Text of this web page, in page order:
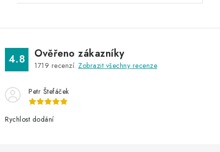
4.8 Ověřeno zákazníky
1719 recenzí. Zobrazit všechny recenze
Petr Štefáček
Rychlost dodání